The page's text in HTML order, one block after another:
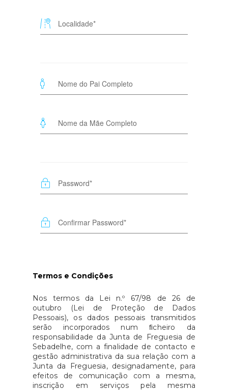
Termos e Condições
Nos termos da Lei n.º 67/98 de 26 de
outubro (Lei de Proteção de Dados
Pessoais), os dados pessoais transmitidos
serão incorporados num ﬁcheiro da
responsabilidade da Junta de Freguesia de
Sebadelhe, com a finalidade de contacto e
gestão administrativa da sua relação com a
Junta da Freguesia, designadamente, para
efeitos de comunicação com a mesma,
inscrição em serviços pela mesma